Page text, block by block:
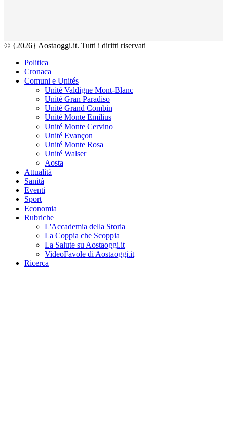
© {2026} Aostaoggi.it. Tutti i diritti riservati
Politica
Cronaca
Comuni e Unités
Unité Valdigne Mont-Blanc
Unité Gran Paradiso
Unité Grand Combin
Unité Monte Emilius
Unité Monte Cervino
Unité Evançon
Unité Monte Rosa
Unité Walser
Aosta
Attualità
Sanità
Eventi
Sport
Economia
Rubriche
L'Accademia della Storia
La Coppia che Scoppia
La Salute su Aostaoggi.it
VideoFavole di Aostaoggi.it
Ricerca